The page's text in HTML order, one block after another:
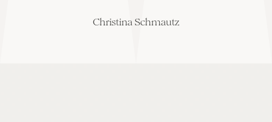
Christina Schmautz